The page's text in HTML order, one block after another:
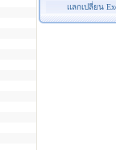
แลกเปลี่ยน